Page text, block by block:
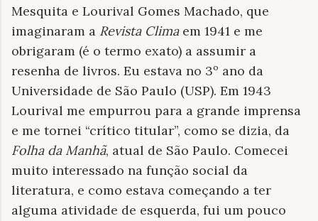
Mesquita e Lourival Gomes Machado, que
imaginaram a Revista Climaem 1941 e me
obrigaram (é o termo exato) a assumir a
resenha de livros. Eu estava no 3º ano da
Universidade de São Paulo (USP). Em 1943
Lourival me empurrou para a grande imprensa
e me tornei “crítico titular”, como se dizia, da
Folha da Manhã, atual de São Paulo. Comecei
muito interessado na função social da
literatura, e como estava começando a ter
alguma atividade de esquerda, fui um pouco